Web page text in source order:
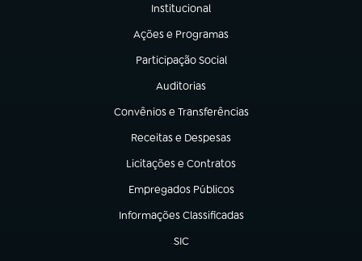
Institucional
(abre em nova aba)
Ações e Programas
(abre em nova aba)
Participação Social
(abre em nova aba)
Auditorias
(abre em nova aba)
Convênios e Transferências
(abre em nova aba)
Receitas e Despesas
(abre em nova aba)
Licitações e Contratos
(abre em nova aba)
Empregados Públicos
(abre em nova aba)
Informações Classificadas
(abre em nova aba)
SIC
(abre em nova aba)